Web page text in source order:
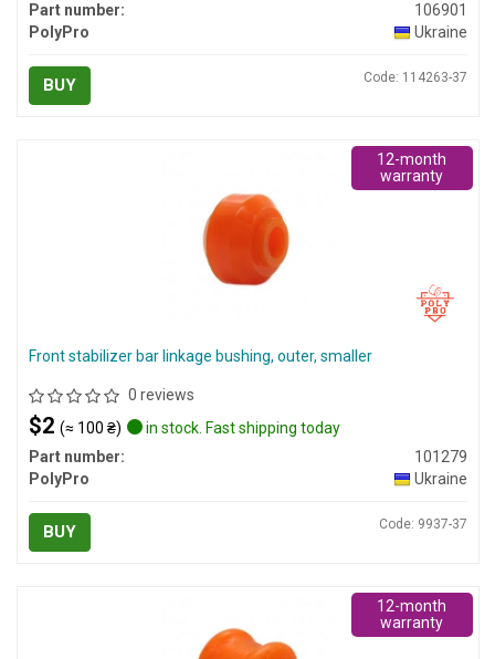
Part number:
106901
PolyPro
Ukraine
BUY Code: 114263-37
Front stabilizer bar linkage bushing, outer, smaller
0 reviews
$2 (≈ 100 ₴)
in stock. Fast shipping today
Part number:
101279
PolyPro
Ukraine
BUY Code: 9937-37
12-month
warranty
12-month
warranty